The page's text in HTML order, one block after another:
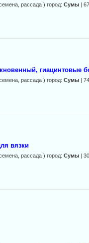
рассада ) город: Сумы |
гиацинтовые
рассада ) город: Сумы |
вязки
рассада ) город: Сумы |